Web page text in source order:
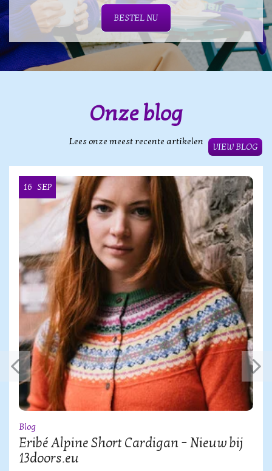
BESTEL NU
Onze blog
Lees onze meest recente artikelen
VIEW BLOG
16 SEP
Blog
Eribé Alpine Short Cardigan – Nieuw bij
13doors.eu